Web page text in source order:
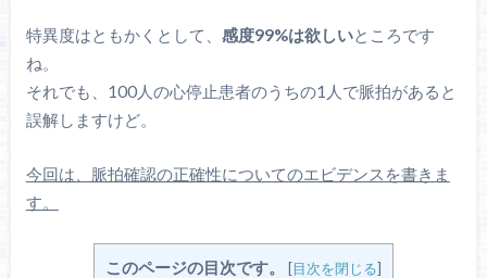
特異度はともかくとして、 感度99%は欲しいところです
ね。
それでも、100人の心停止患者のうちの1人で脈拍があると
誤解しますけど。
今回は、脈拍確認の正確性についてのエビデンスを書きま
す。
このページの目次です。 [目次を閉じる]